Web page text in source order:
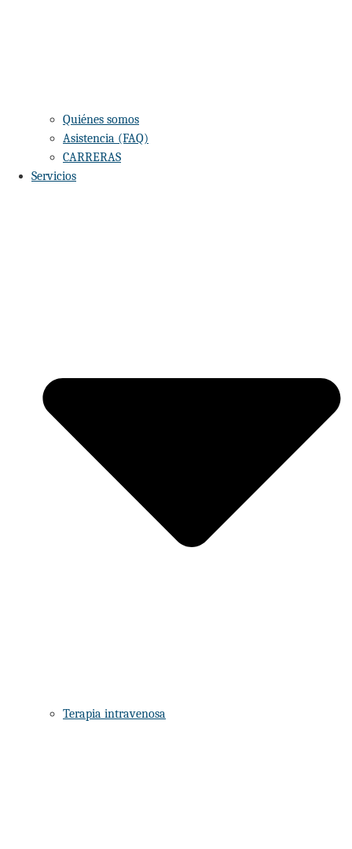
Quiénes somos
Asistencia (FAQ)
CARRERAS
Servicios
Terapia intravenosa